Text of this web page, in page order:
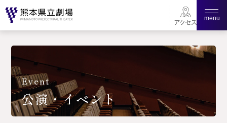
menu
Event
公演・イベント